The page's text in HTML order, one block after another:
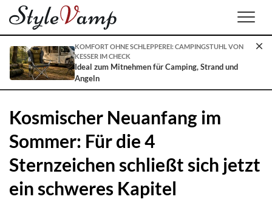
KOMFORT OHNE SCHLEPPEREI: CAMPINGSTUHL VON
KESSER IM CHECK
Ideal zum Mitnehmen für Camping, Strand und
Angeln
Kosmischer Neuanfang im
Sommer: Für die 4
Sternzeichen schließt sich jetzt
ein schweres Kapitel